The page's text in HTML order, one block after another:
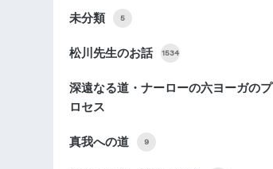
未分類 5
松川先生のお話 1534
深遠なる道・ナーローの六ヨーガのプ
ロセス
真我への道 9